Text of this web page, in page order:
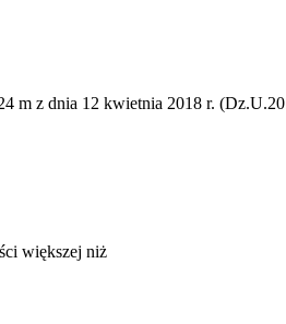
m z dnia 12 kwietnia 2018 r.
większej niż